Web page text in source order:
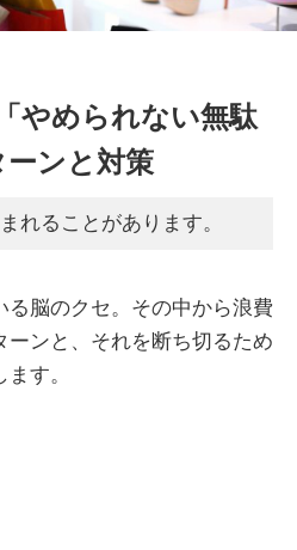
やめられない無駄
ンと対策
れることがあります。
る脳のクセ。その中から浪費
ーンと、それを断ち切るため
す。